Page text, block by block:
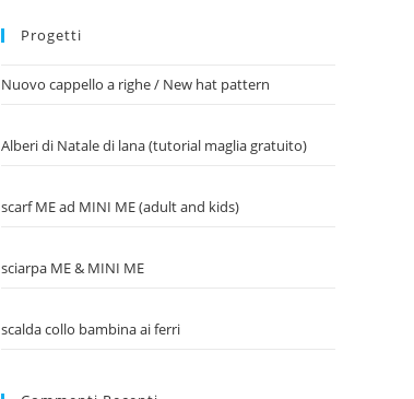
Progetti
Nuovo cappello a righe / New hat pattern
Alberi di Natale di lana (tutorial maglia gratuito)
scarf ME ad MINI ME (adult and kids)
sciarpa ME & MINI ME
scalda collo bambina ai ferri